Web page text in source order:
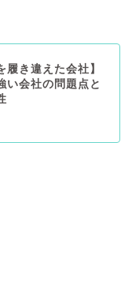
履き違えた会社】
い会社の問題点と